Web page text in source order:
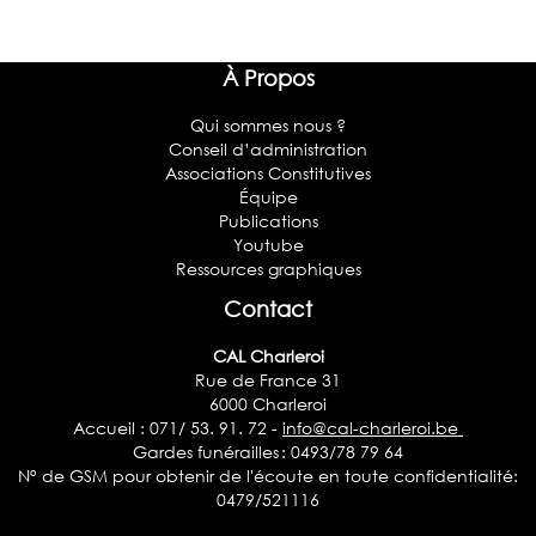
À Propos
Qui sommes nous ?
Conseil d’administration
Associations Constitutives
Équipe
Publications
Youtube
Ressources graphiques
Contact
CAL Charleroi
Rue de France 31
6000 Charleroi
Accueil : 071/ 53. 91. 72 - info@cal-charleroi.be
Gardes funérailles : 0493/78 79 64
N° de GSM pour obtenir de l'écoute en toute confidentialité:
0479/521116